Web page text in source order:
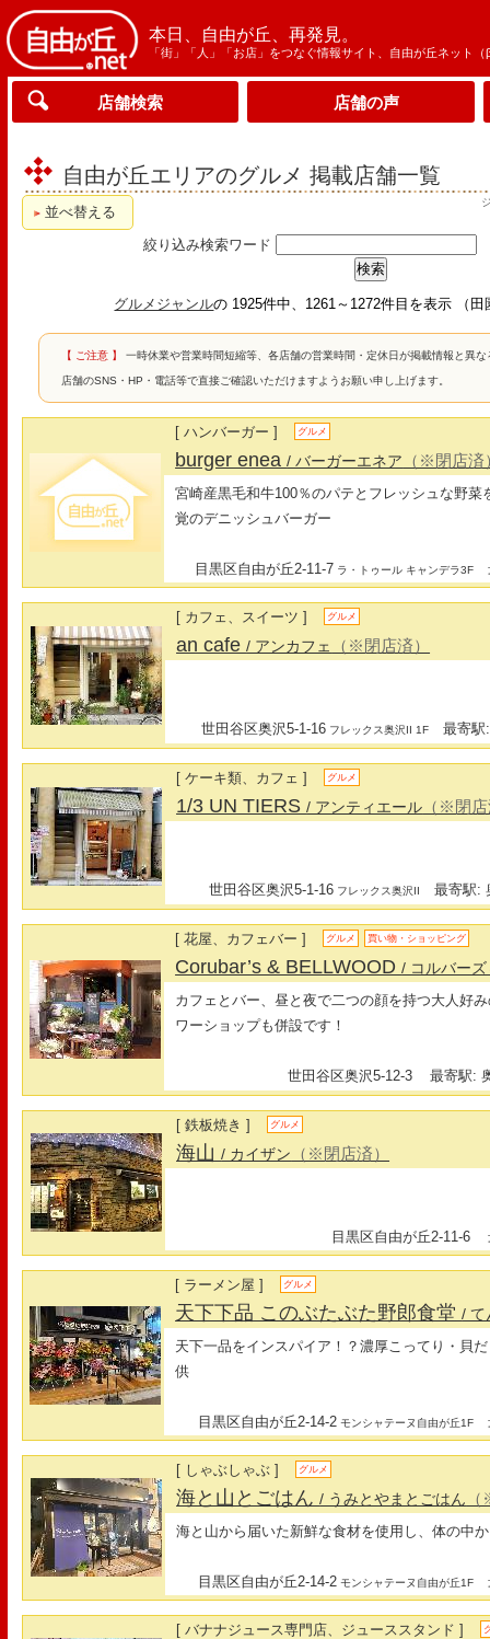
本日、自由が丘、再発見。
「街」「人」「お店」をつなぐ情報サイト、自由が丘ネット（
店舗検索 店舗の声
自由が丘エリアのグルメ 掲載店舗一覧
並べ替える
絞り込み検索ワード
グルメジャンルの 1925件中、1261～1272件目を表示 （
【 ご注意 】 一時休業や営業時間短縮等、各店舗の営業時間・定休日が掲載情報と異
店舗のSNS・HP・電話等で直接ご確認いただけますようお願い申し上げます。
[ ハンバーガー ] グルメ
burger enea/ バーガーエネア （※閉店済
宮崎産黒毛和牛100％のパテとフレッシュな野
覚のデニッシュバーガー
目黒区自由が丘2-11-7 ラ・トゥール キャンデラ3F
[ カフェ、スイーツ ] グルメ
an cafe/ アンカフェ （※閉店済）
世田谷区奥沢5-1-16 フレックス奥沢II 1F 最寄駅:
[ ケーキ類、カフェ ] グルメ
1/3 UN TIERS/ アンティエール （※閉
世田谷区奥沢5-1-16 フレックス奥沢II 最寄駅:
[ 花屋、カフェバー ] グルメ 買い物・ショッピング
Corubar’s & BELLWOOD/ コルバー
カフェとバー、昼と夜で二つの顔を持つ大人好
ワーショップも併設です！
世田谷区奥沢5-12-3 最寄駅:
[ 鉄板焼き ] グルメ
海山/ カイザン （※閉店済）
目黒区自由が丘2-11-6
[ ラーメン屋 ] グルメ
天下下品 このぶたぶた野郎食堂/ て
天下一品をインスパイア！？濃厚こってり・貝
供
目黒区自由が丘2-14-2 モンシャテーヌ自由が丘1F
[ しゃぶしゃぶ ] グルメ
海と山とごはん/ うみとやまとごはん
海と山から届いた新鮮な食材を使用し、体の中
目黒区自由が丘2-14-2 モンシャテーヌ自由が丘1F
[ バナナジュース専門店、ジューススタンド ]